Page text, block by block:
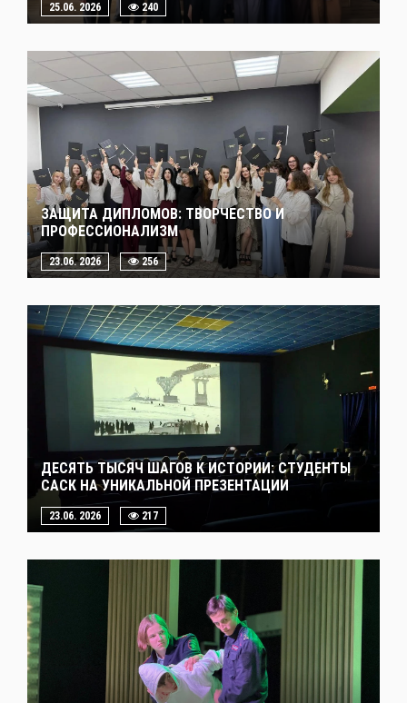
25.06. 2026 240
ЗАЩИТА ДИПЛОМОВ: ТВОРЧЕСТВО И
ПРОФЕССИОНАЛИЗМ
23.06. 2026 256
ДЕСЯТЬ ТЫСЯЧ ШАГОВ К ИСТОРИИ: СТУДЕНТЫ
САСК НА УНИКАЛЬНОЙ ПРЕЗЕНТАЦИИ
23.06. 2026 217